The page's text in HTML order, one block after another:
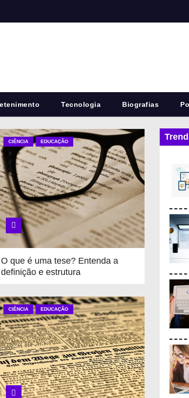
Tecnologia Biografias
LIVROS
– download
CIÊNCIA EDUCAÇÃO
O que é uma tese? Entenda a
definição e estrutura
CIÊNCIA EDUCAÇÃO